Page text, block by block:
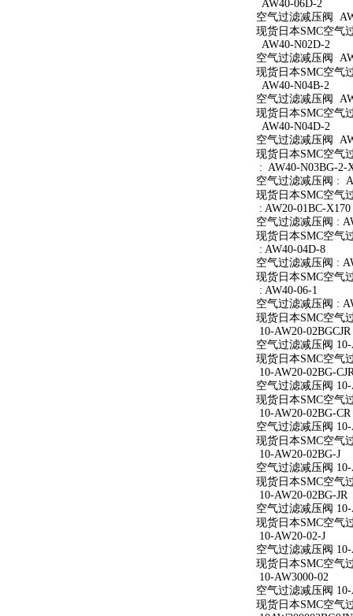
AW40-06D-2
空气过滤减压阀
现货日本SMC空气
AW40-N02D-2
空气过滤减压阀
现货日本SMC空气
AW40-N04B-2
空气过滤减压阀
现货日本SMC空气
AW40-N04D-2
空气过滤减压阀
现货日本SMC空气
: AW40-N03BG-2-
空气过滤减压阀 :
现货日本SMC空气
: AW20-01BC-X170
空气过滤减压阀 :
现货日本SMC空气
: AW40-04D-8
空气过滤减压阀 :
现货日本SMC空气
: AW40-06-1
空气过滤减压阀 :
现货日本SMC空气
10-AW20-02BGCJR
空气过滤减压阀 10-
现货日本SMC空气
10-AW20-02BG-
空气过滤减压阀 10-
现货日本SMC空气
10-AW20-02BG-CR
空气过滤减压阀 10-
现货日本SMC空气
10-AW20-02BG-J
空气过滤减压阀 10-
现货日本SMC空气
10-AW20-02BG-JR
空气过滤减压阀 10-
现货日本SMC空气
10-AW20-02-J
空气过滤减压阀 10-
现货日本SMC空气
10-AW3000-02
空气过滤减压阀 10-
现货日本SMC空气